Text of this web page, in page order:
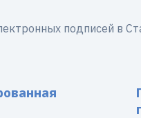
подписей в